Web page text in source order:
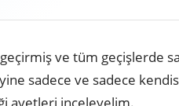
ve tüm geçişlerde
sadece ve sadece
ayetleri inceleyelim.